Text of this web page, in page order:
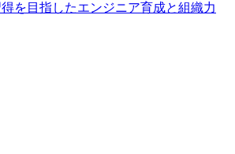
を目指したエンジニア育成と組織力